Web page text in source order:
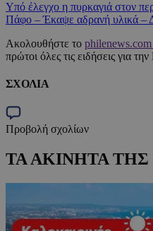
Υπό έλεγχο η πυρκαγιά στον
Πάφο – Έκαψε αδρανή υλικά –
Ακολουθήστε το
πρώτοι όλες τις ειδήσεις για
ΣΧΟΛΙΑ
Προβολή σχολίων
ΤΑ ΑΚΙΝΗΤΑ